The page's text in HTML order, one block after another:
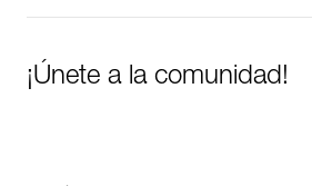
¡Únete a la comunidad!